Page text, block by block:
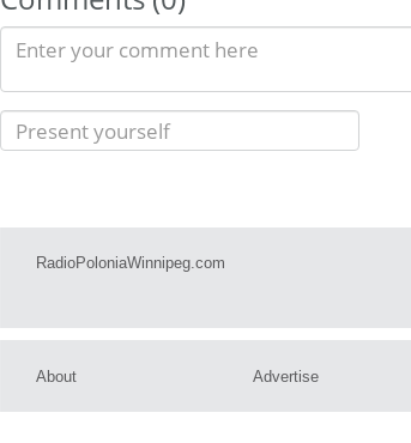
RadioPoloniaWinnipeg.com
About Advertise